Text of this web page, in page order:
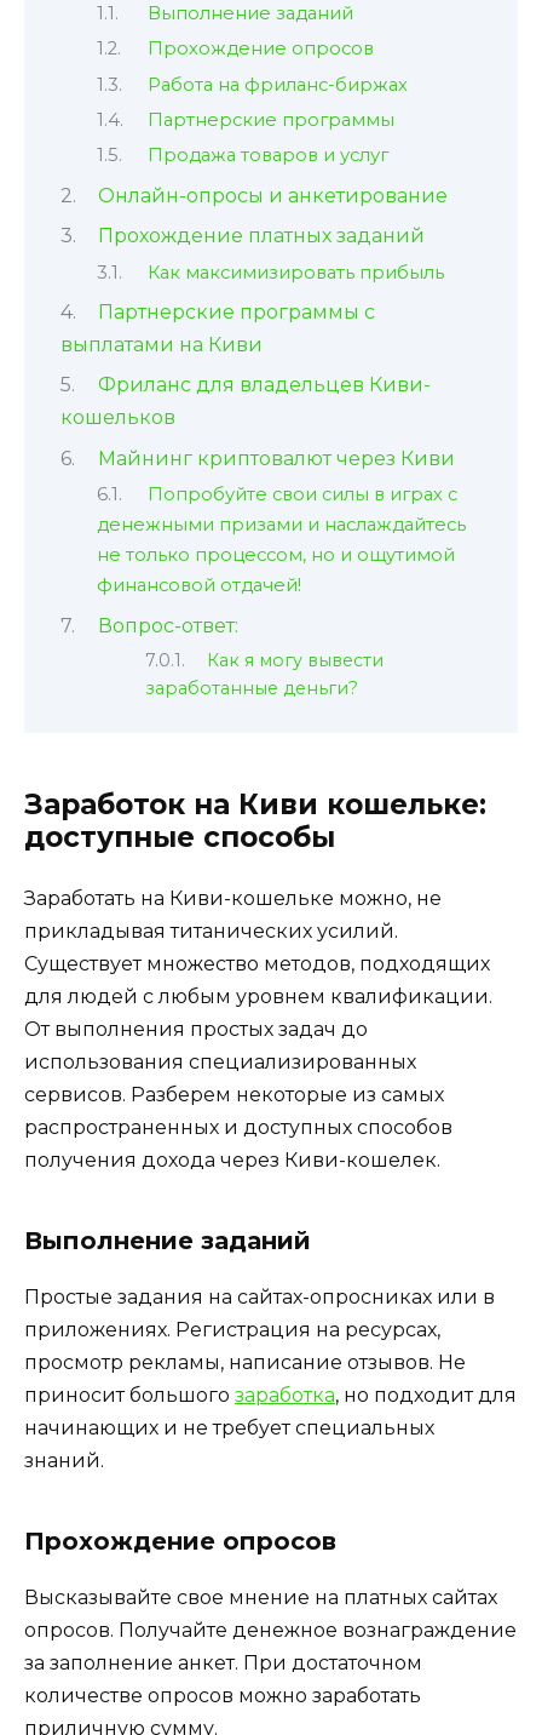
Выполнение заданий
Прохождение опросов
Работа на фриланс-биржах
Партнерские программы
Продажа товаров и услуг
Онлайн-опросы и анкетирование
Прохождение платных заданий
Как максимизировать прибыль
Партнерские программы с
выплатами на Киви
Фриланс для владельцев Киви-
кошельков
Майнинг криптовалют через Киви
Попробуйте свои силы в играх с
денежными призами и наслаждайтесь
не только процессом, но и ощутимой
финансовой отдачей!
Вопрос-ответ:
Как я могу вывести
заработанные деньги?
Заработок на Киви кошельке:
доступные способы
Заработать на Киви-кошельке можно, не
прикладывая титанических усилий.
Существует множество методов, подходящих
для людей с любым уровнем квалификации.
От выполнения простых задач до
использования специализированных
сервисов. Разберем некоторые из самых
распространенных и доступных способов
получения дохода через Киви-кошелек.
Выполнение заданий
Простые задания на сайтах-опросниках или в
приложениях. Регистрация на ресурсах,
просмотр рекламы, написание отзывов. Не
приносит большого заработка, но подходит для
начинающих и не требует специальных
знаний.
Прохождение опросов
Высказывайте свое мнение на платных сайтах
опросов. Получайте денежное вознаграждение
за заполнение анкет. При достаточном
количестве опросов можно заработать
приличную сумму.